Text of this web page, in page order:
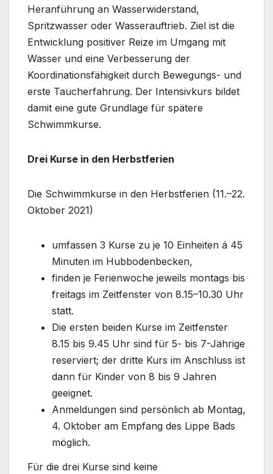
Heranführung an Wasserwiderstand,
Spritzwasser oder Wasserauftrieb. Ziel ist die
Entwicklung positiver Reize im Umgang mit
Wasser und eine Verbesserung der
Koordinationsfähigkeit durch Bewegungs- und
erste Taucherfahrung. Der Intensivkurs bildet
damit eine gute Grundlage für spätere
Schwimmkurse.
Drei Kurse in den Herbstferien
Die Schwimmkurse in den Herbstferien (11.–22.
Oktober 2021)
umfassen 3 Kurse zu je 10 Einheiten á 45
Minuten im Hubbodenbecken,
finden je Ferienwoche jeweils montags bis
freitags im Zeitfenster von 8.15–10.30 Uhr
statt.
Die ersten beiden Kurse im Zeitfenster
8.15 bis 9.45 Uhr sind für 5- bis 7-Jährige
reserviert; der dritte Kurs im Anschluss ist
dann für Kinder von 8 bis 9 Jahren
geeignet.
Anmeldungen sind persönlich ab Montag,
4. Oktober am Empfang des Lippe Bads
möglich.
Für die drei Kurse sind keine